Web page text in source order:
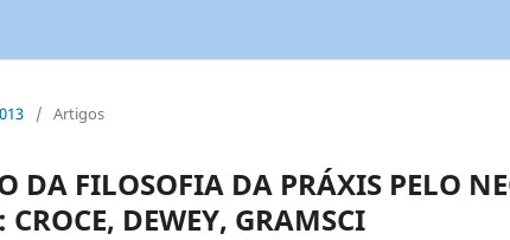
/ Artigos
DA FILOSOFIA DA PRÁXIS PELO
DEWEY, GRAMSCI